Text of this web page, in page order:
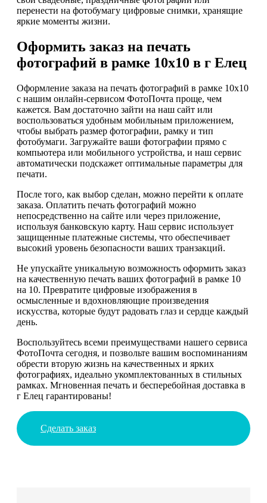
перенести на фотобумагу цифровые снимки, хранящие
яркие моменты жизни.
Оформить заказ на печать
фотографий в рамке 10х10 в г Елец
Оформление заказа на печать фотографий в рамке 10х10
с нашим онлайн-сервисом ФотоПочта проще, чем
кажется. Вам достаточно зайти на наш сайт или
воспользоваться удобным мобильным приложением,
чтобы выбрать размер фотографии, рамку и тип
фотобумаги. Загружайте ваши фотографии прямо с
компьютера или мобильного устройства, и наш сервис
автоматически подскажет оптимальные параметры для
печати.
После того, как выбор сделан, можно перейти к оплате
заказа. Оплатить печать фотографий можно
непосредственно на сайте или через приложение,
используя банковскую карту. Наш сервис использует
защищенные платежные системы, что обеспечивает
высокий уровень безопасности ваших транзакций.
Не упускайте уникальную возможность оформить заказ
на качественную печать ваших фотографий в рамке 10
на 10. Превратите цифровые изображения в
осмысленные и вдохновляющие произведения
искусства, которые будут радовать глаз и сердце каждый
день.
Воспользуйтесь всеми преимуществами нашего сервиса
ФотоПочта сегодня, и позвольте вашим воспоминаниям
обрести вторую жизнь на качественных и ярких
фотографиях, идеально укомплектованных в стильных
рамках. Мгновенная печать и бесперебойная доставка в
г Елец гарантированы!
Сделать заказ